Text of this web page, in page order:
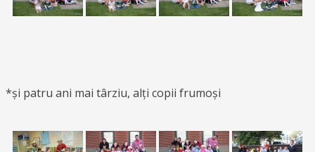
*și patru ani mai târziu, alți copii frumoși